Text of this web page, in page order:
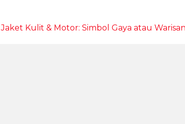
Jaket Kulit & Motor: Simbol Gaya atau